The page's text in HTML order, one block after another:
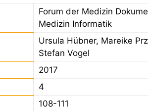
Forum der Medizin
Medizin Informatik
Ursula Hübner, Mareike
Stefan Vogel
2017
4
108-111